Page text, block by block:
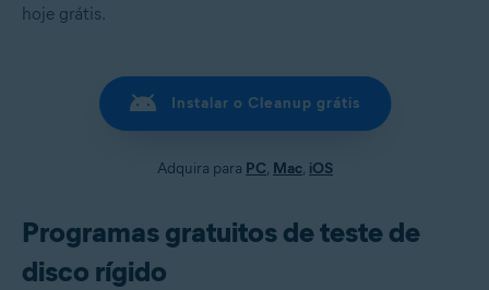
hoje grátis.
Instalar o Cleanup grátis
Adquira para PC, Mac, iOS
Programas gratuitos de teste de
disco rígido